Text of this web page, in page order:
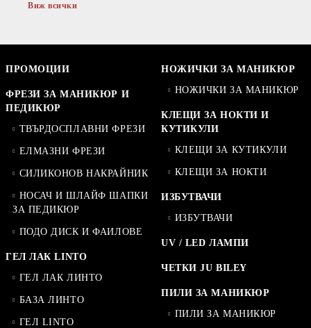
Виж всички
ПРОМОЦИИ
ФРЕЗИ ЗА МАНИКЮР И
ПЕДИКЮР
ТВЪРДОСПЛАВНИ ФРЕЗИ
ЕЛМАЗНИ ФРЕЗИ
СИЛИКОНОВ НАКРАЙНИК
НОСАЧ И ШЛАЙФ ШАПКИ
ЗА ПЕДИКЮР
ПОДО ДИСК И ФАИЛОВЕ
ГЕЛ ЛАК LINTO
ГЕЛ ЛАК ЛИНТО
БАЗА ЛИНТО
ГЕЛ LINTO
НОЖИЧКИ ЗА МАНИКЮР
НОЖИЧКИ ЗА МАНИКЮР
КЛЕЩИ ЗА НОКТИ И
КУТИКУЛИ
КЛЕЩИ ЗА КУТИКУЛИ
КЛЕЩИ ЗА НОКТИ
ИЗБУТВАЧИ
ИЗБУТВАЧИ
UV / LED ЛАМПИ
ЧЕТКИ JU BILEY
ПИЛИ ЗА МАНИКЮР
ПИЛИ ЗА МАНИКЮР